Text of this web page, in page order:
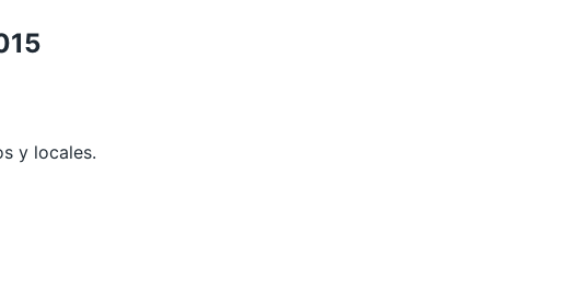
y locales.